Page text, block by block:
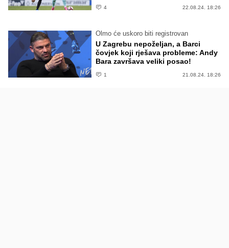
4 22.08.24. 18:26
Olmo će uskoro biti registrovan
U Zagrebu nepoželjan, a Barci
čovjek koji rješava probleme: Andy
Bara završava veliki posao!
1 21.08.24. 18:26